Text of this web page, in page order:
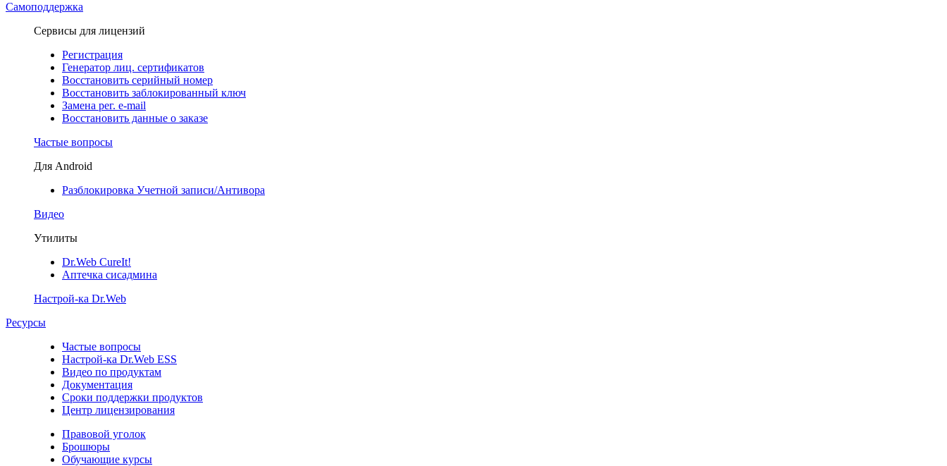
Самоподдержка
Сервисы для лицензий
Регистрация
Генератор лиц. сертификатов
Восстановить серийный номер
Восстановить заблокированный ключ
Замена рег. e-mail
Восстановить данные о заказе
Частые вопросы
Для Android
Разблокировка Учетной записи/Антивора
Видео
Утилиты
Dr.Web CureIt!
Аптечка сисадмина
Настрой-ка Dr.Web
Ресурсы
Частые вопросы
Настрой-ка Dr.Web ESS
Видео по продуктам
Документация
Сроки поддержки продуктов
Центр лицензирования
Правовой уголок
Брошюры
Обучающие курсы